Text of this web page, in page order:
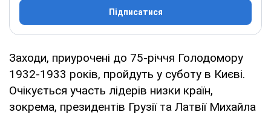
Підписатися
Заходи, приурочені до 75-річчя Голодомору
1932-1933 років, пройдуть у суботу в Києві.
Очікується участь лідерів низки країн,
зокрема, президентів Грузії та Латвії Михайла